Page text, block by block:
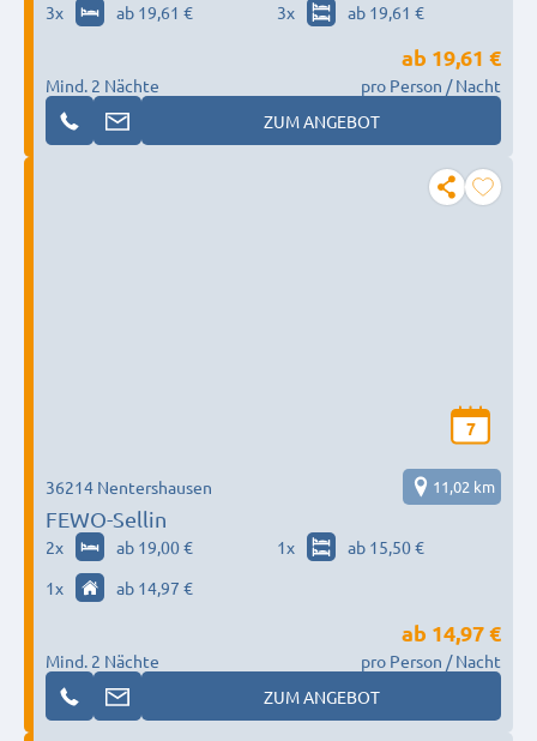
3x ab 19,61 € 3x ab 19,61 €
Mind. 2 Nächte
ab 19,61 €
pro Person / Nacht
ZUM ANGEBOT
7
FEWO-Sellin
36214 Nentershausen 11,02 km
2x ab 19,00 € 1x
ab 15,50 €
1x ab 14,97 €
Mind. 2 Nächte
ab 14,97 €
pro Person / Nacht
ZUM ANGEBOT